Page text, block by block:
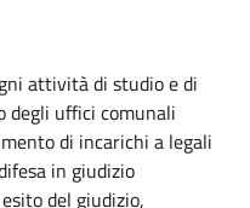
attività di studio e di
degli uffici comunali
di incarichi a legali
in giudizio
del giudizio,